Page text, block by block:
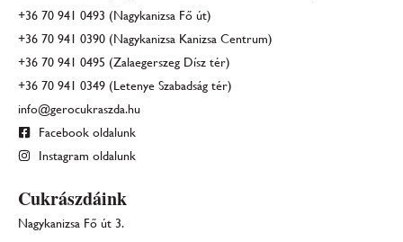
+36 70 941 0493 (Nagykanizsa Fő út)
+36 70 941 0390 (Nagykanizsa Kanizsa Centrum)
+36 70 941 0495 (Zalaegerszeg Dísz tér)
+36 70 941 0349 (Letenye Szabadság tér)
info@gerocukraszda.hu
Facebook oldalunk
Instagram oldalunk
Cukrászdáink
Nagykanizsa Fő út 3.